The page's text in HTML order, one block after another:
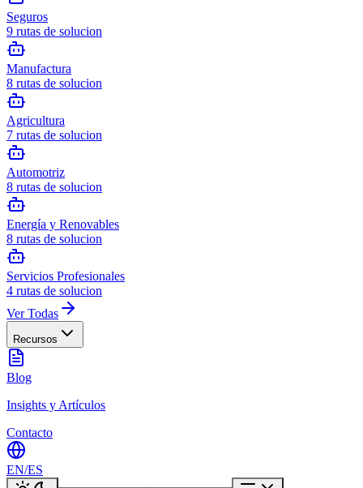
Seguros
9 rutas de solucion
Manufactura
8 rutas de solucion
Agricultura
7 rutas de solucion
Automotriz
8 rutas de solucion
Energía y Renovables
8 rutas de solucion
Servicios Profesionales
4 rutas de solucion
Ver Todas
Recursos
Blog
Insights y Artículos
Contacto
EN/ES